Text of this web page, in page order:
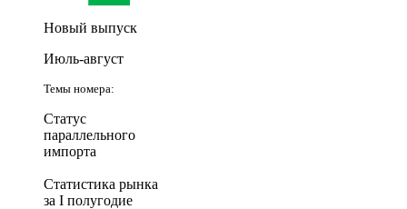
Новый выпуск
Июль-август
Темы номера:
Статус
параллельного
импорта
Статистика рынка
за I полугодие